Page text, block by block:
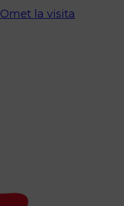
Omet la visita